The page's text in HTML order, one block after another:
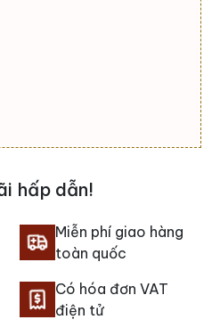
hấp dẫn!
Miễn phí giao hàng
toàn quốc
Có hóa đơn VAT
điện tử